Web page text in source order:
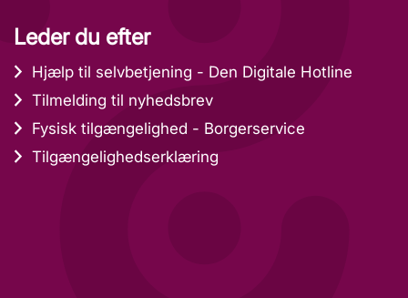
Leder du efter
Hjælp til selvbetjening - Den Digitale Hotline
Tilmelding til nyhedsbrev
Fysisk tilgængelighed - Borgerservice
Tilgængelighedserklæring